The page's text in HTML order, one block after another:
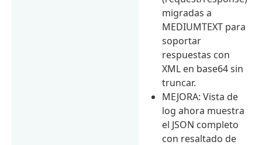
migradas a
MEDIUMTEXT para
soportar
respuestas con
XML en base64 sin
truncar.
MEJORA: Vista de
log ahora muestra
el JSON completo
con resaltado de